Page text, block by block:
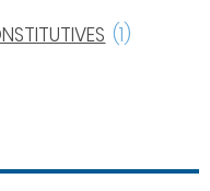
(1)